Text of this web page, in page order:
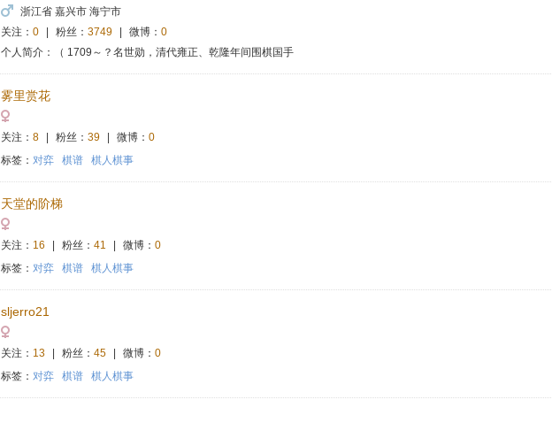
浙江省 嘉兴市 海宁市
关注： 0 粉丝： 3749 微博： 0
个人简介：（ 1709～？名世勋，清代雍正、乾隆年间围棋国手
雾里赏花
关注： 8 粉丝： 39 微博： 0
标签： 对弈 棋谱 棋人棋事
天堂的阶梯
关注： 16 粉丝： 41 微博： 0
标签： 对弈 棋谱 棋人棋事
sljerro21
关注： 13 粉丝： 45 微博： 0
标签： 对弈 棋谱 棋人棋事